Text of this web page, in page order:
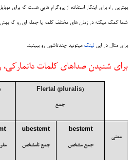
بهترین راه برای اینکار استفاده از پروگرام هایی هست که برای
شما کمک میکنه در زمان های مختلف کلمه یا جمله ای رو که بهش
برای مثال در این لینک میتونید چندتاشون رو ببینید.
برای شنیدن صداهای کلمات
Flertal (pluralis)
جمع
ubestemt
جمع نامشخص
bestemt
جمع مشخص
معنی